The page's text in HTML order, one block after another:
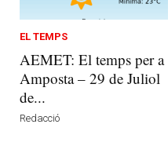
EL TEMPS
AEMET: El temps per a
Amposta – 29 de Juliol
de...
Redacció